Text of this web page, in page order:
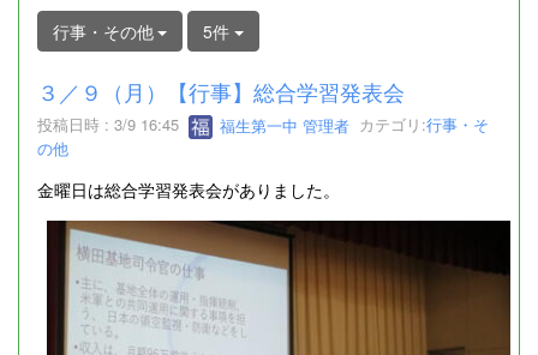
行事・その他 5件
３／９（月）【行事】総合学習発表会
投稿日時 : 3/9 16:45 福生第一中 管理者 カテゴリ:行事・そ
の他
金曜日は総合学習発表会がありました。